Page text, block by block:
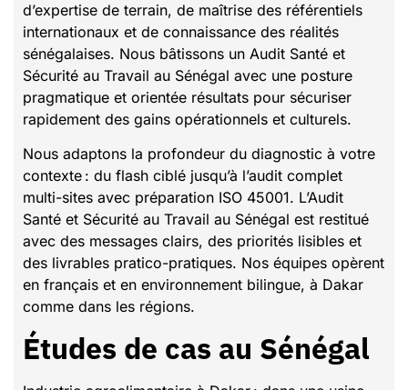
d’expertise de terrain, de maîtrise des référentiels
internationaux et de connaissance des réalités
sénégalaises. Nous bâtissons un Audit Santé et
Sécurité au Travail au Sénégal avec une posture
pragmatique et orientée résultats pour sécuriser
rapidement des gains opérationnels et culturels.
Nous adaptons la profondeur du diagnostic à votre
contexte : du flash ciblé jusqu’à l’audit complet
multi-sites avec préparation ISO 45001. L’Audit
Santé et Sécurité au Travail au Sénégal est restitué
avec des messages clairs, des priorités lisibles et
des livrables pratico-pratiques. Nos équipes opèrent
en français et en environnement bilingue, à Dakar
comme dans les régions.
Études de cas au Sénégal